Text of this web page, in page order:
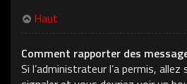
Haut
Comment rapporter des
Si l’administrateur l’a permis,